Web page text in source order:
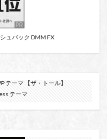
ュバック DMM FX
テーマ 【ザ・トール】
テーマ